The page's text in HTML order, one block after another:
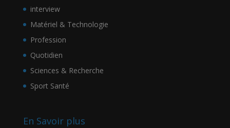
interview
Matériel & Technologie
Profession
Quotidien
Sciences & Recherche
Sport Santé
En Savoir plus